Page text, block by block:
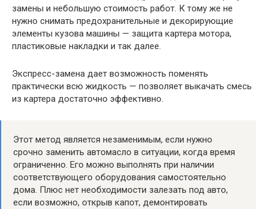
замены и небольшую стоимость работ. К тому же не
нужно снимать предохранительные и декорирующие
элементы кузова машины — защита картера мотора,
пластиковые накладки и так далее.
Экспресс-замена дает возможность поменять
практически всю жидкость — позволяет выкачать смесь
из картера достаточно эффективно.
Этот метод является незаменимым, если нужно
срочно заменить автомасло в ситуации, когда время
ограниченно. Его можно выполнять при наличии
соответствующего оборудования самостоятельно
дома. Плюс нет необходимости залезать под авто,
если возможно, открыв капот, демонтировать